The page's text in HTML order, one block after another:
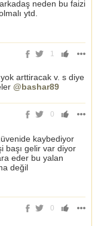
neden bu faizi
ytd.
1
arttiracak v. s diye
@bashar89
0
kaybediyor
başı gelir var diyor
eder bu yalan
değil
0